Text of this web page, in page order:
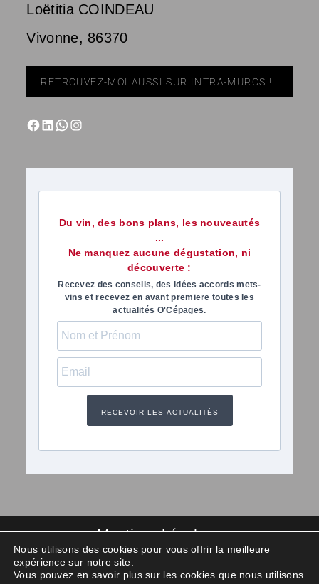
Loëtitia COINDEAU
Vivonne, 86370
RETROUVEZ-MOI AUSSI SUR INTRA-MUROS !
Du vin, des bons plans, les nouveautés
...
Ne manquez aucune dégustation, ni
découverte :
Recevez des conseils, des idées accords mets-
vins et recevez en avant premiere toutes les
actualités O'Cépages.
RECEVOIR LES ACTUALITÉS
Mentions Légales
Politique de confidentialité
Océpages 2025
Nous utilisons des cookies pour vous offrir la meilleure
expérience sur notre site.
Vous pouvez en savoir plus sur les cookies que nous utilisons